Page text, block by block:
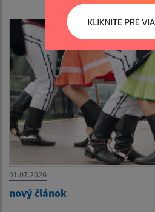
01.07.2026
nový článok